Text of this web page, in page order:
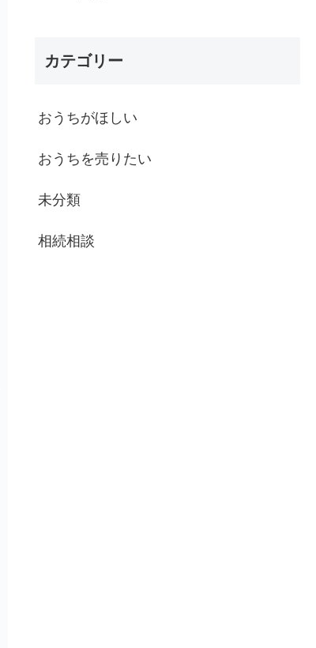
カテゴリー
おうちがほしい
おうちを売りたい
未分類
相続相談